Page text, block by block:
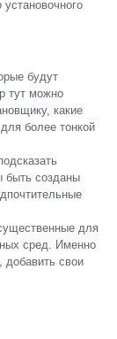
будут
тут можно
какие
более тонкой
быть созданы
для
сред. Именно
добавить свои